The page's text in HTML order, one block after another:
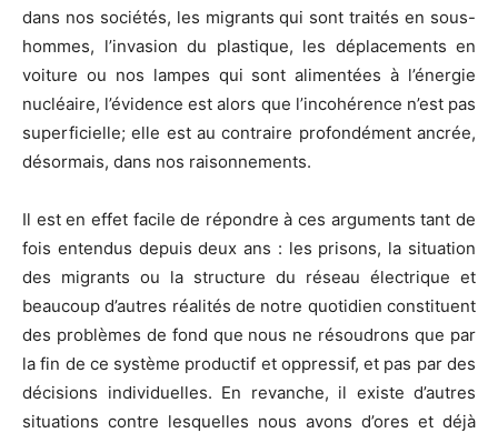
dans nos sociétés, les migrants qui sont traités en sous-
hommes, l’invasion du plastique, les déplacements en
voiture ou nos lampes qui sont alimentées à l’énergie
nucléaire, l’évidence est alors que l’incohérence n’est pas
superficielle; elle est au contraire profondément ancrée,
désormais, dans nos raisonnements.
Il est en effet facile de répondre à ces arguments tant de
fois entendus depuis deux ans : les prisons, la situation
des migrants ou la structure du réseau électrique et
beaucoup d’autres réalités de notre quotidien constituent
des problèmes de fond que nous ne résoudrons que par
la fin de ce système productif et oppressif, et pas par des
décisions individuelles. En revanche, il existe d’autres
situations contre lesquelles nous avons d’ores et déjà